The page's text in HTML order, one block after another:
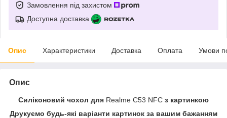
Замовлення під захистом
Доступна доставка
Опис Характеристики Доставка Оплата Умови
Опис
Силіконовий чохол для Realme C53 NFC з картинкою
Друкуємо будь-які варіанти картинок за вашим бажанням